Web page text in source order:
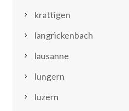
krattigen
langrickenbach
lausanne
lungern
luzern